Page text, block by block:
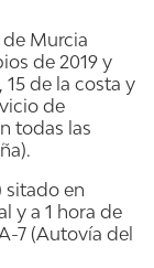
Murcia
de 2019 y
de la costa y
de
todas las
sitado en
y a 1 hora de
7 (Autovía del